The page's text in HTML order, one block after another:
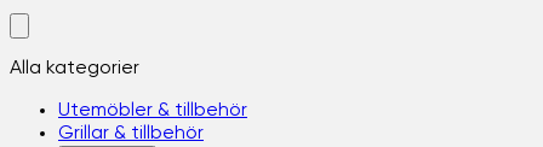
Alla kategorier
Utemöbler & tillbehör
Grillar & tillbehör